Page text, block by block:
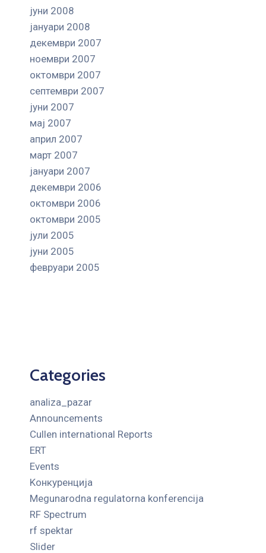
јуни 2008
јануари 2008
декември 2007
ноември 2007
октомври 2007
септември 2007
јуни 2007
мај 2007
април 2007
март 2007
јануари 2007
декември 2006
октомври 2006
октомври 2005
јули 2005
јуни 2005
февруари 2005
Categories
analiza_pazar
Announcements
Cullen international Reports
ERT
Events
Kонкуренција
Megunarodna regulatorna konferencija
RF Spectrum
rf spektar
Slider